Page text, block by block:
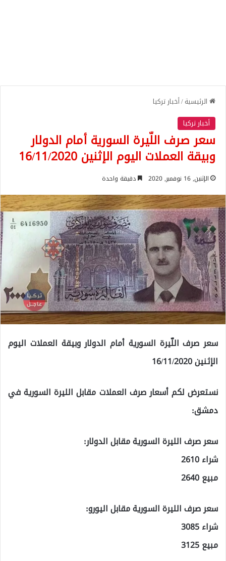
الرئيسية/أخبار تركيا
أخبار تركيا
سعر صرف اللّيرة السورية أمام الدولار
وبيقة العملات اليوم الإثنين 16/11/2020
الإثنين, 16 نوفمبر, 2020 دقيقة واحدة
سعر صرف اللّيرة السورية أمام الدولار وبيقة العملات اليوم
الإثنين 16/11/2020
نستعرض لكم أسعار صرف العملات مقابل الليرة السورية في
دمشق:
سعر صرف الليرة السورية مقابل الدولار:
شراء 2610
مبيع 2640
سعر صرف الليرة السورية مقابل اليورو:
شراء 3085
مبيع 3125